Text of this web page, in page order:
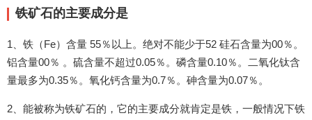
铁矿石的主要成分是
1、铁（Fe）含量 55％以上。绝对不能少于52 硅石含量为00％。
铝含量00％ 。硫含量不超过0.05％。磷含量0.10％。二氧化钛含
量最多为0.35％。氧化钙含量为0.7％。砷含量为0.07％。
2、能被称为铁矿石的，它的主要成分就肯定是铁，一般情况下铁